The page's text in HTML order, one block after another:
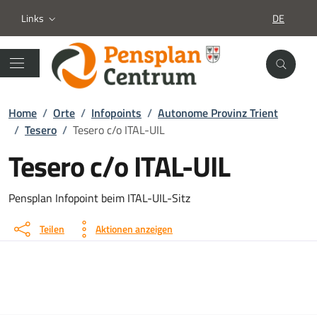
Links DE
Home / Orte / Infopoints / Autonome Provinz Trient
/ Tesero / Tesero c/o ITAL-UIL
Tesero c/o ITAL-UIL
Standort details
Pensplan Infopoint beim ITAL-UIL-Sitz
Teilen Aktionen anzeigen